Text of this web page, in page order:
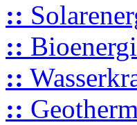
::
::
::
::